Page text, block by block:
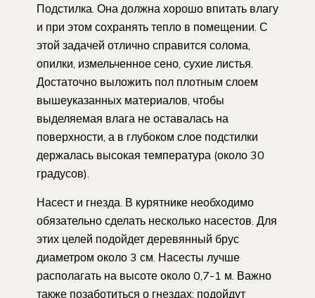
Подстилка. Она должна хорошо впитать влагу
и при этом сохранять тепло в помещении. С
этой задачей отлично справится солома,
опилки, измельченное сено, сухие листья.
Достаточно выложить пол плотным слоем
вышеуказанных материалов, чтобы
выделяемая влага не оставалась на
поверхности, а в глубоком слое подстилки
держалась высокая температура (около 30
градусов).
Насест и гнезда. В курятнике необходимо
обязательно сделать несколько насестов. Для
этих целей подойдет деревянный брус
диаметром около 3 см. Насесты лучше
располагать на высоте около 0,7-1 м. Важно
также позаботиться о гнездах: подойдут